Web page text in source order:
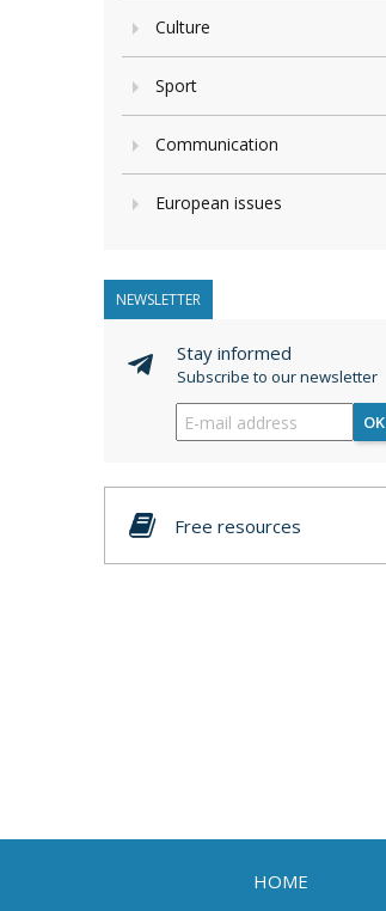
Culture
Sport
Communication
European issues
NEWSLETTER
Stay informed
Subscribe to our newsletter
OK
Free resources
HOME